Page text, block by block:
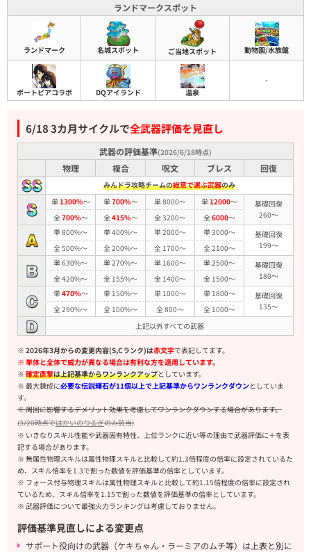
ランドマークスポット
ランドマーク 名城スポット ご当地スポット 動物園/水族館
ポートピアコラボ DQアイランド 温泉
-
6/18 3カ月サイクルで全武器評価を見直し
武器の評価基準(2026/6/18時点)
物理 複合 呪文 ブレス 回復
みんドラ攻略チームの総意で選ぶ武器のみ
単 1300%～
全700%～
単700%～
全415%～
単 8000～
全 3200～
単 12000～
全6000～
基礎回復
260～
単 800%～
全 500%～
単 400%～
全 200%～
単 2000～
全 1700～
単 3000～
全 2100～
基礎回復
199～
単 630%～
全 420%～
単 270%～
全 155%～
単 1600～
全 1400～
単 2500～
全 1500～
基礎回復
180～
単470%～
全 290%～
単 150%～
全 100%～
単 1000～
全 800～
単 1800～
全 1000～
基礎回復
135～
上記以外すべての武器
※ 2026年3月からの変更内容(S,Cランク)は赤文字で表記してます。
※ 単体と全体で威力が異なる場合は有利な方を適用しています。
※ 確定直撃は上記基準からワンランクアップとしています。
※ 最大錬成に必要な伝説輝石が11個以上で上記基準からワンランクダウンとしていま
す。
※ 周回に影響するデメリット効果を考慮してワンランクダウンする場合があります。
(3/20時点ではかいのつるぎのみ該当)
※ いきなりスキル性能や武器固有特性、上位ランクに近い等の理由で武器評価に＋を表
記する場合があります。
※ 無属性物理スキルは属性物理スキルと比較して約1.3倍程度の倍率に設定されているた
め、スキル倍率を1.3で割った数値を評価基準の倍率としています。
※ フォース付与物理スキルは属性物理スキルと比較して約1.15倍程度の倍率に設定され
ているため、スキル倍率を1.15で割った数値を評価基準の倍率としています。
※ 武器評価について最強火力ランキングは考慮しておりません。
評価基準見直しによる変更点
サポート役向けの武器（ケキちゃん・ラーミアのムチ等）は上表と別に